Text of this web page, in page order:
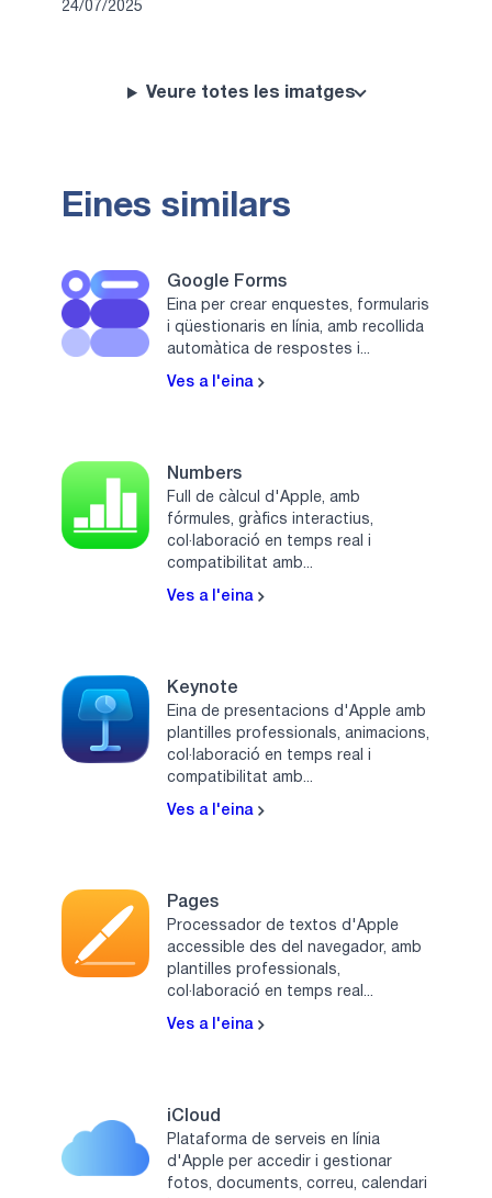
24/07/2025
Veure totes les imatges
Eines similars
Google Forms
Eina per crear enquestes, formularis
i qüestionaris en línia, amb recollida
automàtica de respostes i...
Ves a l'eina
Numbers
Full de càlcul d'Apple, amb
fórmules, gràfics interactius,
col·laboració en temps real i
compatibilitat amb...
Ves a l'eina
Keynote
Eina de presentacions d'Apple amb
plantilles professionals, animacions,
col·laboració en temps real i
compatibilitat amb...
Ves a l'eina
Pages
Processador de textos d'Apple
accessible des del navegador, amb
plantilles professionals,
col·laboració en temps real...
Ves a l'eina
iCloud
Plataforma de serveis en línia
d'Apple per accedir i gestionar
fotos, documents, correu, calendari